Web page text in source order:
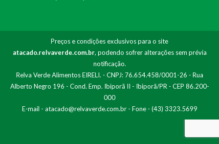
Preços e condições exclusivos para o site
atacado.relvaverde.com.br, podendo sofrer alterações sem prévia
notificação.
Relva Verde Alimentos EIRELI. - CNPJ: 76.654.458/0001-26 - Rua
Alberto Negro 196 - Cond. Emp. Ibiporã II - Ibiporã/PR - CEP 86.200-
000
E-mail - atacado@relvaverde.com.br- Fone - (43) 3323.5699